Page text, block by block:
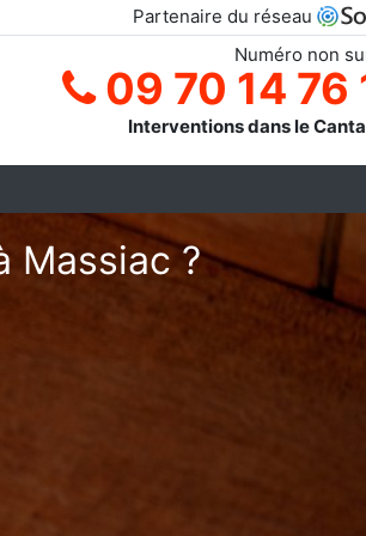
Partenaire du réseau
Numéro non
09 70 14 76
Interventions dans le
Massiac ?